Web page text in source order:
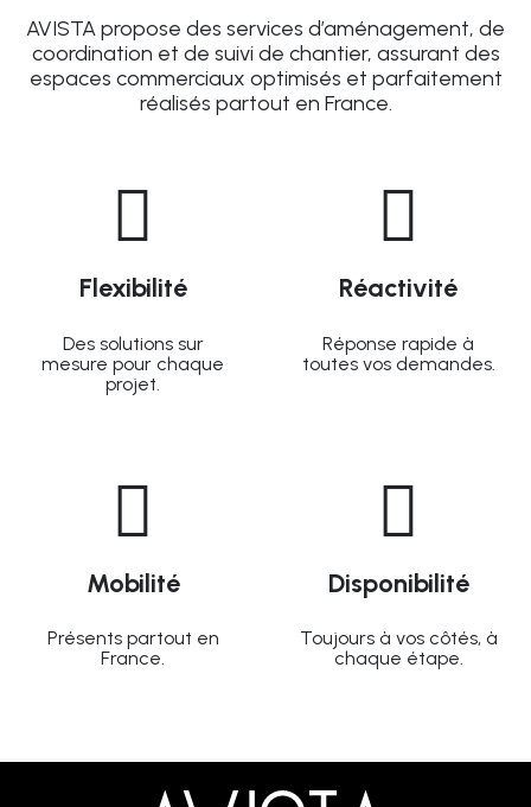
AVISTA propose des services d’aménagement, de
coordination et de suivi de chantier, assurant des
espaces commerciaux optimisés et parfaitement
réalisés partout en France.
Flexibilité
Des solutions sur
mesure pour chaque
projet.
Réactivité
Réponse rapide à
toutes vos demandes.
Mobilité
Présents partout en
France.
Disponibilité
Toujours à vos côtés, à
chaque étape.